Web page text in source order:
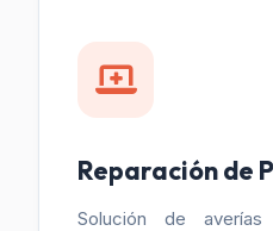
Reparación de
Solución de